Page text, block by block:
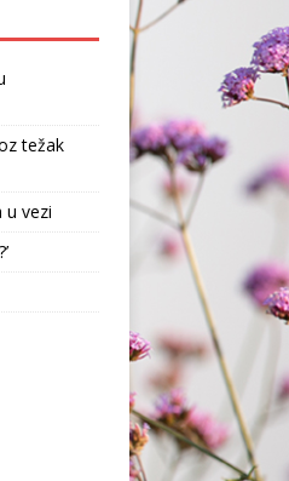
težak
u vezi